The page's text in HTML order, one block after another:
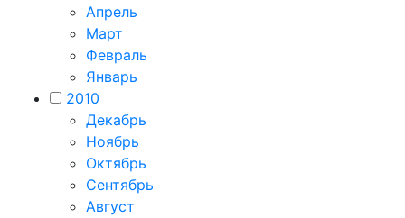
Апрель
Март
Февраль
Январь
2010
Декабрь
Ноябрь
Октябрь
Сентябрь
Август